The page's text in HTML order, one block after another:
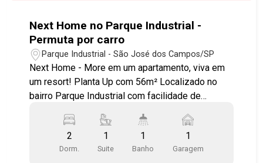
Next Home no Parque Industrial -
Permuta por carro
Parque Industrial - São José dos Campos/SP
Next Home - More em um apartamento, viva em
um resort! Planta Up com 56m² Localizado no
bairro Parque Industrial com facilidade de
lavanderias, hospitais, escolas, farmácias,
restaurantes, Pet Shop, bancos, serviços
públicos, supermercados e academias. Lazer de
2
Dorm.
1
Suite
1
Banho
1
Garagem